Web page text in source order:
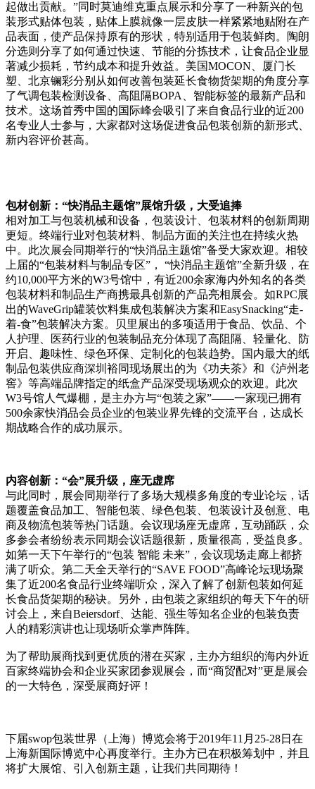
起做出贡献。”同时莫迪维克重点展示和分享了一种新兴的包
装形式贴体包装，贴体上膜就像一层皮肤一样紧紧地贴附在产
品表面，使产品保持原有的形状，特别适用于包装鲜肉。陶朗
分选则分享了如何通过快速、节能的分拣技术，让食品企业显
著减少损耗，节约成本和提升效益。美国MOCON、厦门长
塑、北京镧彩分别从如何改善包装延长食物货架期的角度分享
了气调包装检测设备、高阻隔BOPA、智能标签的最新产品和
技术。这场首秀中国的国际峰会吸引了来自食品行业的近200
名专业人士参与，大家都对这场促进食品包装创新的新形式、
新内容评价甚高。
包材创新：“快消品主题馆”展馆升级，大受追捧
相对加工与包装机械和设备，包装设计、包装材料的创新周期
更短。终端行业对包装材料、制品方面的关注也在持续火热
中。此次展会同期举行的“快消品主题馆”备受大家欢迎。相较
上届的“包装材料与制品专区”， “快消品主题馆”全新升级，在
约10,000平方米的W3号馆中，有近200余家海内外知名的各类
包装材料和制品生产商携最具创新的产品亮相展会。如RPC展
出的WaveGrip罐装饮料集成包装解决方案和EasySnacking“走-
着-食”包装解决方案。贝里展出的多项适用于食品、饮品、个
人护理、医药行业的包装制品充分体现了高阻隔、轻量化、防
开启、趣味性、绿色环保、定制化的包装趋势。国内最大的纸
制品包装供应商深圳裕同现场展出的为《功夫茶》和《泸州老
窖》等高端品牌指定的纸盒产品深受现场观众的欢迎。此次
W3号馆人气爆棚，是主办方与“包装之家”——一家现已拥有
500余家快消品会员企业的包装业界先锋的交流平台，达成长
期战略合作的成功展示。
内容创新：“会”展升级，座无虚席
与此同时，展会同期举行了多场大规模多角度的专业论坛，话
题覆盖食品加工、智能包装、绿色包装、包装设计及创意、电
商及物流包装等热门话题。会议现场座无虚席，互动踊跃，众
多参会者纷纷表示同期会议话题很新，质量很高，受益良多。
如第一天下午举行的“包装 智能 未来”，会议现场走廊上都挤
满了听众。第二天全天举行的“SAVE FOOD”高峰论坛现场聚
集了近200名食品行业终端听众，深入了解了创新包装如何延
长食品货架期的秘诀。另外，由包装之家组织的每天下午的研
讨会上，来自Beiersdorf、达能、强生等知名企业的包装负责
人的精彩演讲也让现场听众掌声阵阵。
为了帮助展商找到更优质的潜在买家，主办方组织的海内外近
百家终端协会和企业买家团参观展会，而“商贸配对”更是展会
的一大特色，深受展商好评！
下届swop包装世界（上海）博览会将于2019年11月25-28日在
上海新国际博览中心再度举行。主办方已在积极筹划中，并且
将扩大展馆、引入创新主题，让我们共同期待！